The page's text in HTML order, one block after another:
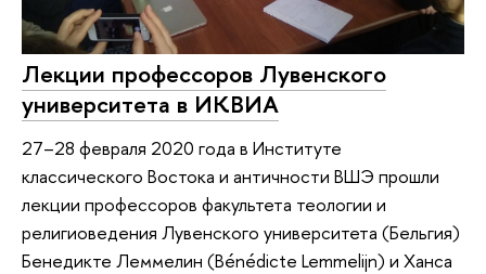
Лекции профессоров Лувенского
университета в ИКВИА
27–28 февраля 2020 года в Институте
классического Востока и античности ВШЭ прошли
лекции профессоров факультета теологии и
религиоведения Лувенского университета (Бельгия)
Бенедикте Леммелин (Bénédicte Lemmelijn) и Ханса